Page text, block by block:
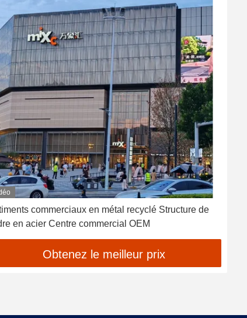
commerciaux en métal recyclé Structure de
en acier Centre commercial OEM
Obtenez le meilleur prix